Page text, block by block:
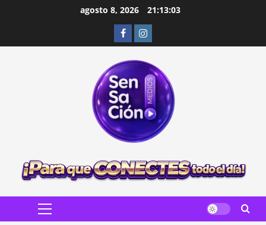
agosto 8, 2026 21:13:04
FacebookInstagram
Menú